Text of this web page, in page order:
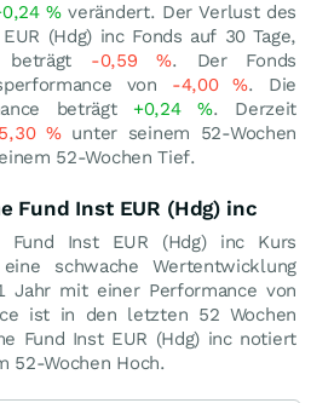
%verändert. Der Verlust des
(Hdg) inc Fonds auf 30 Tage,
beträgt -0,59%. Der Fonds
von -4,00%. Die
beträgt +0,24%. Derzeit
%unter seinem 52-Wochen
52-Wochen Tief.
Fund Inst EUR (Hdg) inc
Fund Inst EUR (Hdg) inc Kurs
schwache Wertentwicklung
Jahr mit einer Performance von
ist in den letzten 52 Wochen
Fund Inst EUR (Hdg) inc notiert
52-Wochen Hoch.